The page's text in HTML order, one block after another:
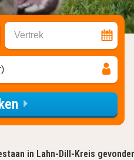
Vertrek
in Lahn-Dill-Kreis